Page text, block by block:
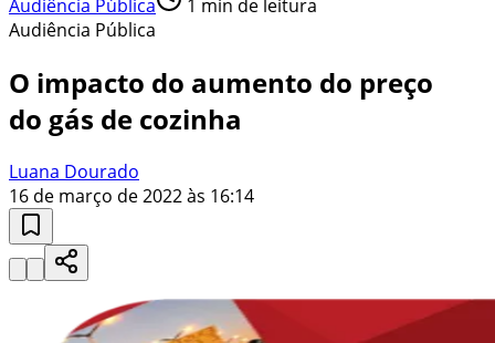
Audiência Pública 1 min de leitura
Audiência Pública
O impacto do aumento do preço
do gás de cozinha
Luana Dourado
16 de março de 2022 às 16:14